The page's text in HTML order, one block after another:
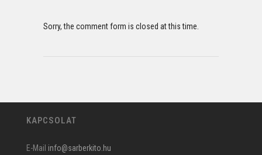
Sorry, the comment form is closed at this time.
KAPCSOLAT
E-Mail info@sarberkito.hu